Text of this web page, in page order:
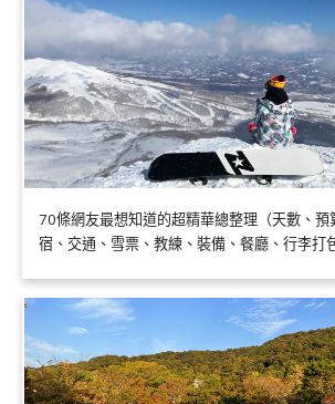
70條網友最想知道的超精華總整理（天數、預
宿、交通、雪票、教練、裝備、餐廳、行李打